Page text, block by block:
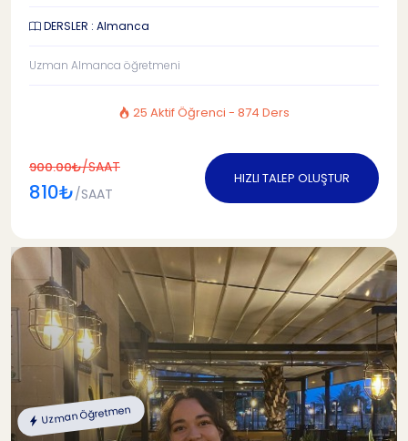
DERSLER : Almanca
Uzman Almanca öğretmeni
25 Aktif Öğrenci - 874 Ders
900.00₺/SAAT
810₺/SAAT
HIZLI TALEP OLUŞTUR
Uzman Öğretmen